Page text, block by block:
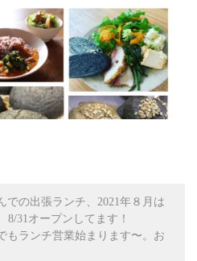
での出張ランチ、2021年８月は
8/31オープンしてます！
もランチ営業始まります〜。お